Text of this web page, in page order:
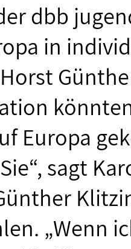
dbb
in
Europa
sagt
„Wenn